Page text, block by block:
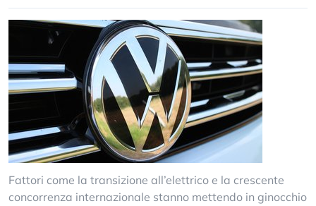
Fattori come la transizione all’elettrico e la crescente
concorrenza internazionale stanno mettendo in ginocchio